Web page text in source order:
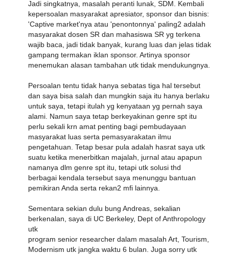
Jadi singkatnya, masalah peranti lunak, SDM. Kembali
kepersoalan masyarakat apresiator, sponsor dan bisnis:
'Captive market'nya atau 'penontonnya' paling2 adalah
masyarakat dosen SR dan mahasiswa SR yg terkena
wajib baca, jadi tidak banyak, kurang luas dan jelas tidak
gampang termakan iklan sponsor. Artinya sponsor
menemukan alasan tambahan utk tidak mendukungnya.
Persoalan tentu tidak hanya sebatas tiga hal tersebut
dan saya bisa salah dan mungkin saja itu hanya berlaku
untuk saya, tetapi itulah yg kenyataan yg pernah saya
alami. Namun saya tetap berkeyakinan genre spt itu
perlu sekali krn amat penting bagi pembudayaan
masyarakat luas serta pemasyarakatan ilmu
pengetahuan. Tetap besar pula adalah hasrat saya utk
suatu ketika menerbitkan majalah, jurnal atau apapun
namanya dlm genre spt itu, tetapi utk solusi thd
berbagai kendala tersebut saya menunggu bantuan
pemikiran Anda serta rekan2 mfi lainnya.
Sementara sekian dulu bung Andreas, sekalian
berkenalan, saya di UC Berkeley, Dept of Anthropology
utk
program senior researcher dalam masalah Art, Tourism,
Modernism utk jangka waktu 6 bulan. Juga sorry utk